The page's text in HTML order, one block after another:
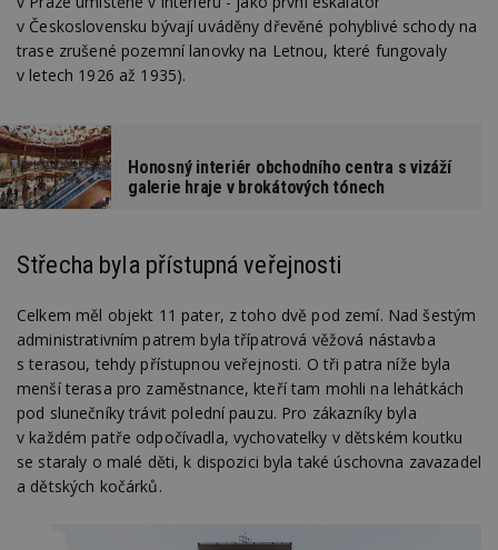
v Československu bývají uváděny dřevěné pohyblivé schody na
trase zrušené pozemní lanovky na Letnou, které fungovaly
v letech 1926 až 1935).
Honosný interiér obchodního centra s vizáží
galerie hraje v brokátových tónech
Střecha byla přístupná veřejnosti
Celkem měl objekt 11 pater, z toho dvě pod zemí. Nad šestým
administrativním patrem byla třípatrová věžová nástavba
s terasou, tehdy přístupnou veřejnosti. O tři patra níže byla
menší terasa pro zaměstnance, kteří tam mohli na lehátkách
pod slunečníky trávit polední pauzu. Pro zákazníky byla
v každém patře odpočívadla, vychovatelky v dětském koutku
se staraly o malé děti, k dispozici byla také úschovna zavazadel
a dětských kočárků.